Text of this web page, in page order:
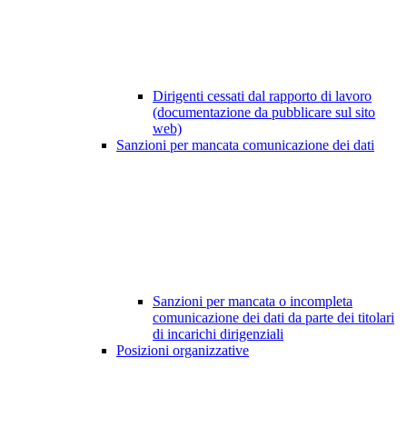
Dirigenti cessati dal rapporto di lavoro
(documentazione da pubblicare sul sito
web)
Sanzioni per mancata comunicazione dei dati
Sanzioni per mancata o incompleta
comunicazione dei dati da parte dei titolari
di incarichi dirigenziali
Posizioni organizzative